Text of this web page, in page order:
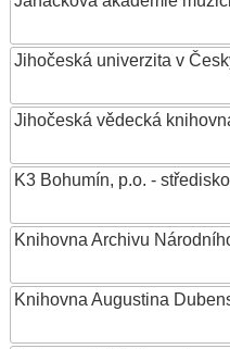
Jihočeská univerzita v
Jihočeská vědecká
K3 Bohumín, p.o. -
Knihovna Archivu
Knihovna Augustina